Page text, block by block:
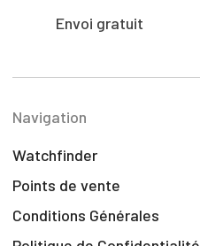
Envoi gratuit
Navigation
Watchfinder
Points de vente
Conditions Générales